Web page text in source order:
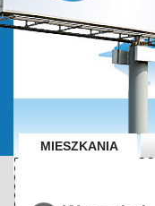
MIESZKANIA